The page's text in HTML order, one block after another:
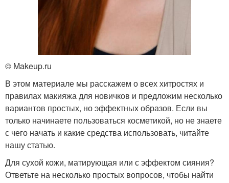
© Makeup.ru
В этом материале мы расскажем о всех хитростях и
правилах макияжа для новичков и предложим несколько
вариантов простых, но эффектных образов. Если вы
только начинаете пользоваться косметикой, но не знаете
с чего начать и какие средства использовать, читайте
нашу статью.
Для сухой кожи, матирующая или с эффектом сияния?
Ответьте на несколько простых вопросов, чтобы найти